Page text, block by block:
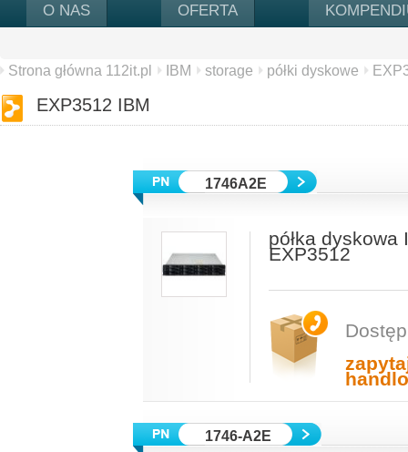
O NAS OFERTA
Strona główna 112it.pl IBM storage półki dyskowe
EXP3512 IBM
1746A2E
półka
EXP3512
1746-A2E